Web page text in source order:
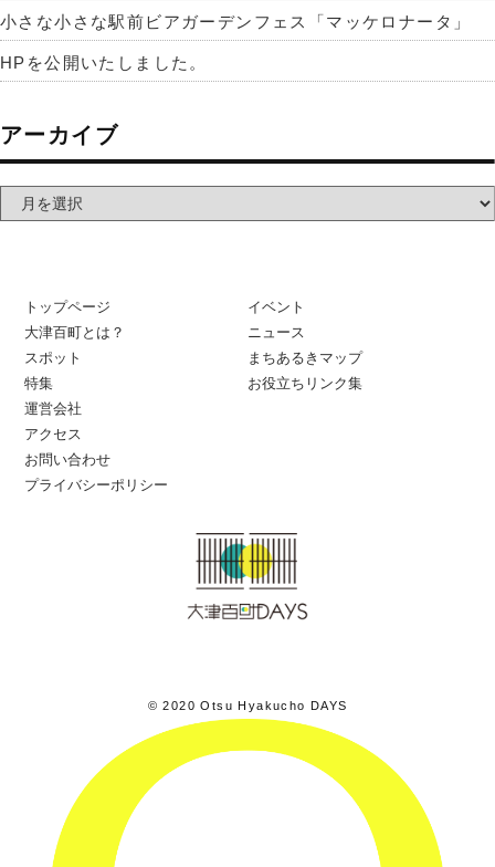
小さな小さな駅前ビアガーデンフェス「マッケロナータ」
HPを公開いたしました。
アーカイブ
トップページ
大津百町とは？
スポット
特集
イベント
ニュース
まちあるきマップ
お役立ちリンク集
運営会社
アクセス
お問い合わせ
プライバシーポリシー
© 2020 Otsu Hyakucho DAYS